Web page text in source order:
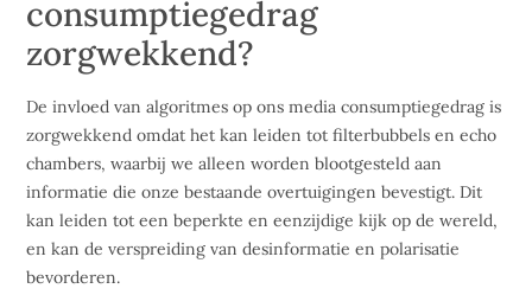
consumptiegedrag
zorgwekkend?
De invloed van algoritmes op ons media consumptiegedrag is
zorgwekkend omdat het kan leiden tot filterbubbels en echo
chambers, waarbij we alleen worden blootgesteld aan
informatie die onze bestaande overtuigingen bevestigt. Dit
kan leiden tot een beperkte en eenzijdige kijk op de wereld,
en kan de verspreiding van desinformatie en polarisatie
bevorderen.